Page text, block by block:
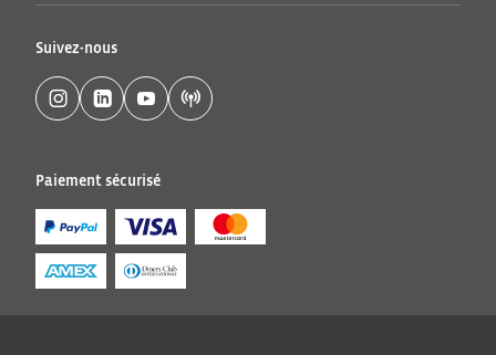
Suivez-nous
Paiement sécurisé